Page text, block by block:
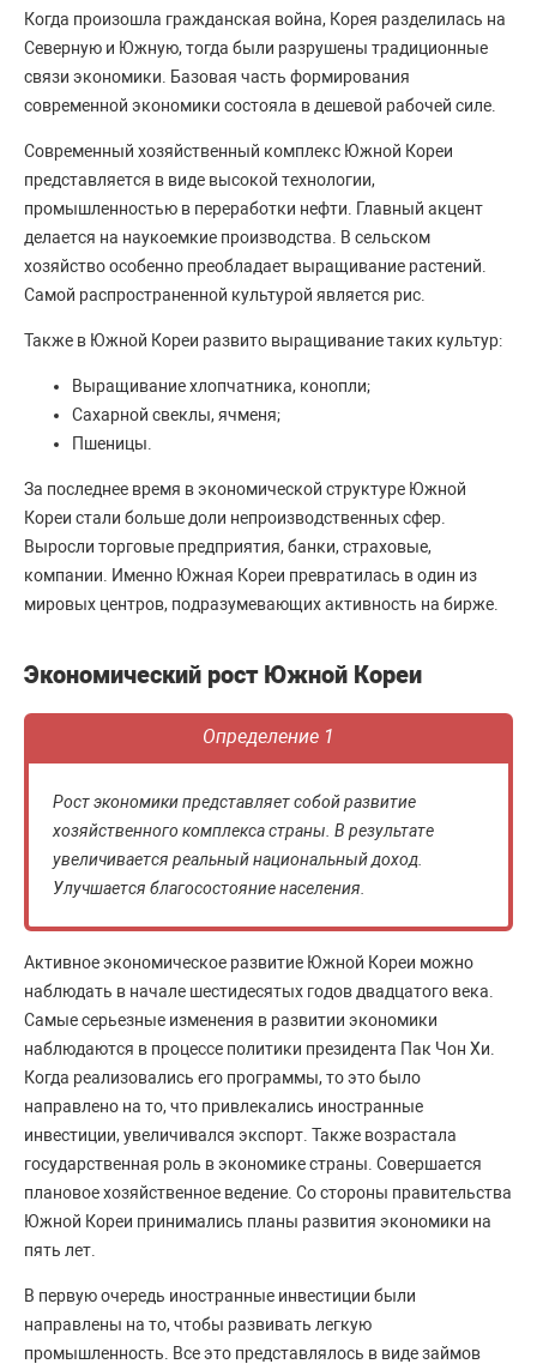
Когда произошла гражданская война, Корея разделилась на
Северную и Южную, тогда были разрушены традиционные
связи экономики. Базовая часть формирования
современной экономики состояла в дешевой рабочей силе.
Современный хозяйственный комплекс Южной Кореи
представляется в виде высокой технологии,
промышленностью в переработки нефти. Главный акцент
делается на наукоемкие производства. В сельском
хозяйство особенно преобладает выращивание растений.
Самой распространенной культурой является рис.
Также в Южной Кореи развито выращивание таких культур:
Выращивание хлопчатника, конопли;
Сахарной свеклы, ячменя;
Пшеницы.
За последнее время в экономической структуре Южной
Кореи стали больше доли непроизводственных сфер.
Выросли торговые предприятия, банки, страховые,
компании. Именно Южная Кореи превратилась в один из
мировых центров, подразумевающих активность на бирже.
Экономический рост Южной Кореи
Определение 1
Рост экономики представляет собой развитие
хозяйственного комплекса страны. В результате
увеличивается реальный национальный доход.
Улучшается благосостояние населения.
Активное экономическое развитие Южной Кореи можно
наблюдать в начале шестидесятых годов двадцатого века.
Самые серьезные изменения в развитии экономики
наблюдаются в процессе политики президента Пак Чон Хи.
Когда реализовались его программы, то это было
направлено на то, что привлекались иностранные
инвестиции, увеличивался экспорт. Также возрастала
государственная роль в экономике страны. Совершается
плановое хозяйственное ведение. Со стороны правительства
Южной Кореи принимались планы развития экономики на
пять лет.
В первую очередь иностранные инвестиции были
направлены на то, чтобы развивать легкую
промышленность. Все это представлялось в виде займов